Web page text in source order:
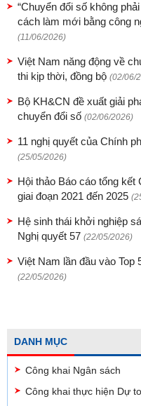
“Chuyển đổi số không
cách làm mới bằng công
(11/06/2026)
Việt Nam năng động về
thi kịp thời, đồng bộ (02/06/
Bộ KH&CN đề xuất giải
chuyển đổi số (02/06/2026)
11 nghị quyết của Chính
(25/05/2026)
Hội thảo Báo cáo tổng
giai đoạn 2021 đến 2025
Hệ sinh thái khởi nghiệp
Nghị quyết 57 (22/05/2026)
Việt Nam lần đầu vào Top
(22/05/2026)
DANH MỤC
Công khai Ngân sách
Công khai thực hiện Dự